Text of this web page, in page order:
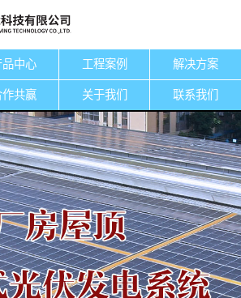
于一体
品中心 工程案例 解决方案
作共赢 关于我们 联系我们